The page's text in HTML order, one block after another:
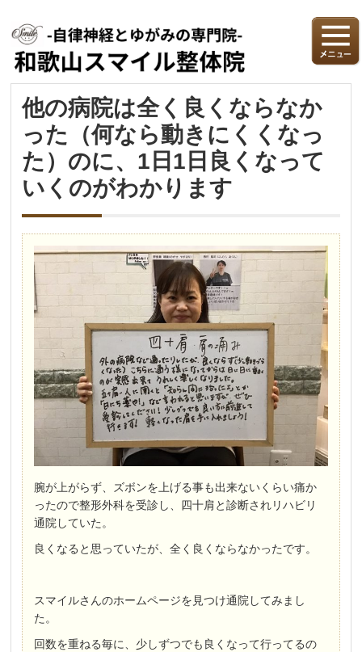
他の病院は全く良くならなか
った（何なら動きにくくなっ
た）のに、1日1日良くなって
いくのがわかります
腕が上がらず、ズボンを上げる事も出来ないくらい痛か
ったので整形外科を受診し、四十肩と診断されリハビリ
通院していた。
良くなると思っていたが、全く良くならなかったです。
スマイルさんのホームページを見つけ通院してみまし
た。
回数を重ねる毎に、少しずつでも良くなって行ってるの